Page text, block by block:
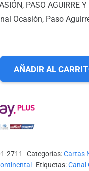
PASO AGUIRRE
Ocasión, Paso
AÑADIR AL
2711 Categorías:Cartas
Etiquetas:Canal